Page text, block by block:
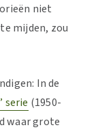
niet
mijden, zou
In de
serie (1950-
waar grote